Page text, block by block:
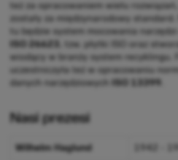
też za opracowaniem wielu
zostały za międzynarodowy standard.
tu będzie system mocowania
ISO 26623
, tzw. płytki ISO oraz
wiodący w branży system recyklingu.
uczestniczyła też w opracowaniu
danych narzędziowych
ISO 13399
Nasi prezesi
Wilhelm Haglund